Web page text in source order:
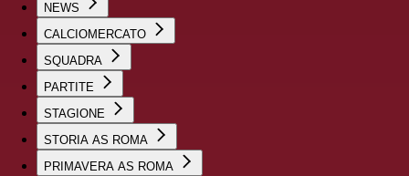
NEWS
CALCIOMERCATO
SQUADRA
PARTITE
STAGIONE
STORIA AS ROMA
PRIMAVERA AS ROMA